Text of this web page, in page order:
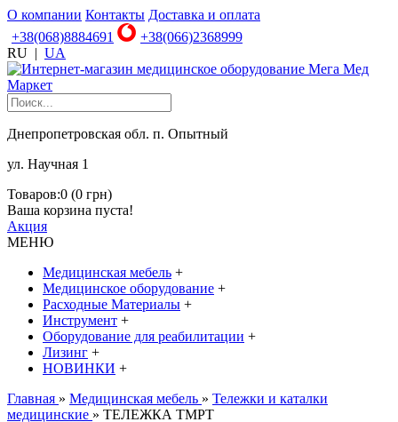
О компании Контакты Доставка и оплата
+38(068)8884691
+38(066)2368999
RU | UA
Днепропетровская обл. п. Опытный
ул. Научная 1
Товаров:0 (0 грн)
Ваша корзина пуста!
Акция
МЕНЮ
Медицинская мебель +
Медицинское оборудование +
Расходные Материалы +
Инструмент +
Оборудование для реабилитации +
Лизинг +
НОВИНКИ +
Главная » Медицинская мебель » Тележки и каталки
медицинские » ТЕЛЕЖКА ТМРТ